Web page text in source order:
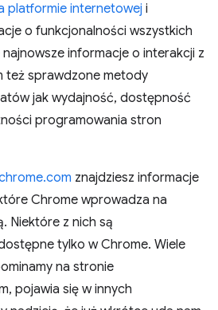
platformie internetowej i
o funkcjonalności wszystkich
informacje o interakcji z
też sprawdzone metody
jak wydajność, dostępność
programowania stron
znajdziesz informacje
Chrome wprowadza na
Niektóre z nich są
tylko w Chrome. Wiele
na stronie
pojawia się w innych